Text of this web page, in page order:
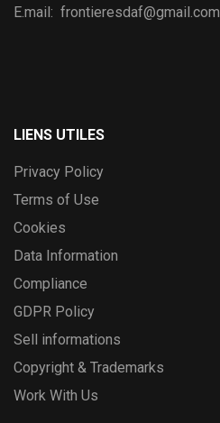
E.mail: frontieresdaf@gmail.com
LIENS UTILES
Privacy Policy
Terms of Use
Cookies
Data Information
Compliance
GDPR Policy
Sell informations
Copyright & Trademarks
Work With Us